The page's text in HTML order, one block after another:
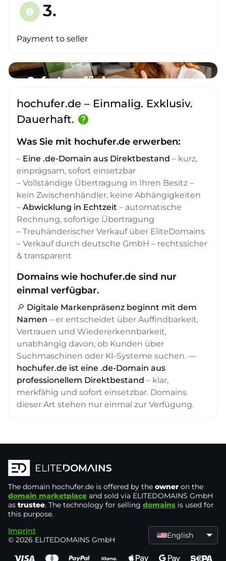
paid 3.
Payment to seller
hochufer.de – Einmalig. Exklusiv.
Dauerhaft. help
Was Sie mit hochufer.de erwerben:
– Eine .de-Domain aus Direktbestand – kurz,
einprägsam, sofort einsetzbar
– Vollständige Übertragung in Ihren Besitz –
kein Zwischenhändler, keine Abhängigkeiten
– Abwicklung in Echtzeit – automatische
Rechnung, sofortige Übertragung
– Treuhänderischer Verkauf über EliteDomains
– Verkauf durch deutsche GmbH – rechtssicher
& transparent
Domains wie hochufer.de sind nur
einmal verfügbar.
🔎 Digitale Markenpräsenz beginnt mit dem
Namen – er entscheidet über Auffindbarkeit,
Vertrauen und Wiedererkennbarkeit,
unabhängig davon, ob Kunden über
Suchmaschinen oder KI-Systeme suchen. —
hochufer.de ist eine .de-Domain aus
professionellem Direktbestand – klar,
merkfähig und sofort einsetzbar. Domains
dieser Art stehen nur einmal zur Verfügung.
The domain hochufer.de is offered by the owner on the
domain marketplace and sold via ELITEDOMAINS GmbH
as trustee. The technology for selling domains is used for
this purpose.
Imprint
© 2026 ELITEDOMAINS GmbH
English